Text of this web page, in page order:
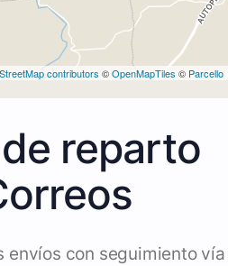
contributors ©OpenMapTiles © Parcello
reparto
envíos con seguimiento vía